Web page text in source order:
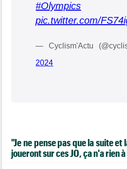
#Olympics
pic.twitter.com/
— Cyclism'Actu
2024
"Je ne pense pas que la suite
joueront sur ces JO, ça n'a rien